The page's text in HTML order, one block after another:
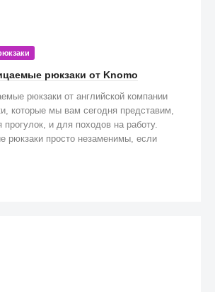
рюкзаки от Knomo
рюкзаки от английской компании
которые мы вам сегодня представим,
прогулок, и для походов на работу.
рюкзаки просто незаменимы, если